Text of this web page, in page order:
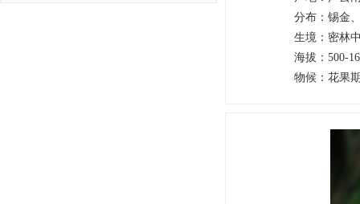
分布 ： 锡金
生境 ： 密林
海拔 ： 500-
物候 ： 花果